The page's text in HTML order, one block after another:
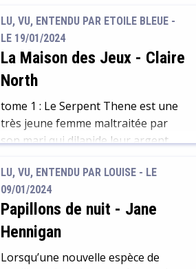
partie de l'Europe grâce à la magie
du sorcier Elégast :l'Art obscur.
Cette magie a des conséquences :
avec un monde parallèle laissent
passer des "résurgions", des
monstres qui font de nombreuses
victimes parmi la population.
LU, VU, ENTENDU PAR ETOILE BLEUE -
LE 19/01/2024
La Maison des Jeux - Claire
North
tome 1 : Le Serpent Thene est une
très jeune femme maltraitée par
son mari qui dilapide leur argent
Maison des Jeux, un inconnu offre
de lui apprendre à jouer. Elle se
révèle douée. Il l'emmène alors
dans la partie secrète de la Maison,
la Haute […]
LU, VU, ENTENDU PAR LOUISE - LE
09/01/2024
Papillons de nuit - Jane
Hennigan
Lorsqu’une nouvelle espèce de